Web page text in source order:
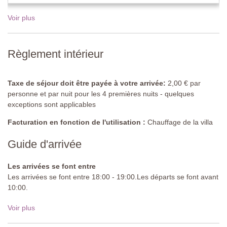
Table à manger en bois avec 6 chaises rembourrées, fauteuil,
jardin, accès à la buanderie.
Toilettes, lavabo.
Chambre 1
Lit double (ne peut pas être converti en jumeaux), fauteuil à
bascule en cuir, commode, armoire, tables de chevet, penderie
Chambre 2
Lit double (ne peut pas être converti en lits-jumeaux), chaise,
Lits jumeaux (peuvent être convertis en lit double), chaise,
armoire, pouf.
Voir plus
Règlement intérieur
Taxe de séjour doit être payée à votre arrivée: 2,00 € par
personne et par nuit pour les 4 premières nuits - quelques
exceptions sont applicables
Facturation en fonction de l'utilisation : Chauffage de la villa
Guide d'arrivée
Les arrivées se font entre
Les arrivées se font entre 18:00 - 19:00.Les départs se font avant
10:00.
Route d'approche:
Parking:privé sur place - 3 places de parking couvertes
Voir plus